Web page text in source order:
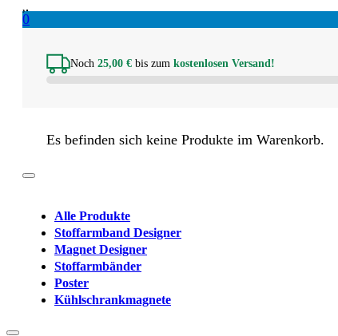
0
Noch 25,00 € bis zum kostenlosen Versand!
Es befinden sich keine Produkte im Warenkorb.
Alle Produkte
Stoffarmband Designer
Magnet Designer
Stoffarmbänder
Poster
Kühlschrankmagnete